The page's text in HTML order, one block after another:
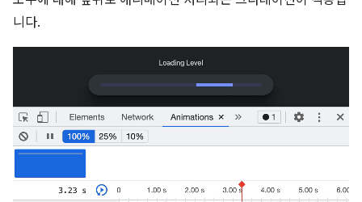
니다.